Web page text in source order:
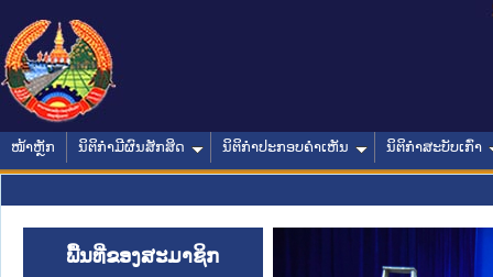
ໜ້າຫຼັກ ນິຕິກໍາມີຜົນສັກສິດ ນິຕິກໍາປະກອບຄໍາເຫັນ ນິຕິກໍາສະບັບເກົ່າ
ພື້ນທີ່ຂອງສະມາຊິກ